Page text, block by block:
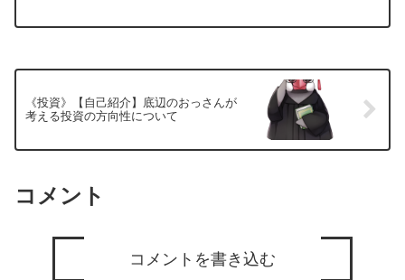
《投資》【自己紹介】底辺のおっさんが
考える投資の方向性について
コメント
コメントを書き込む